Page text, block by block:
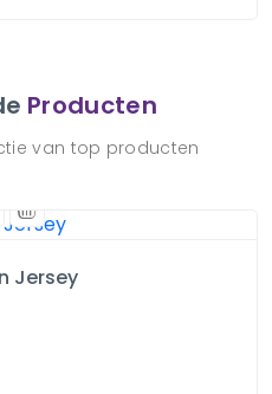
Producten
van top producten
Jersey